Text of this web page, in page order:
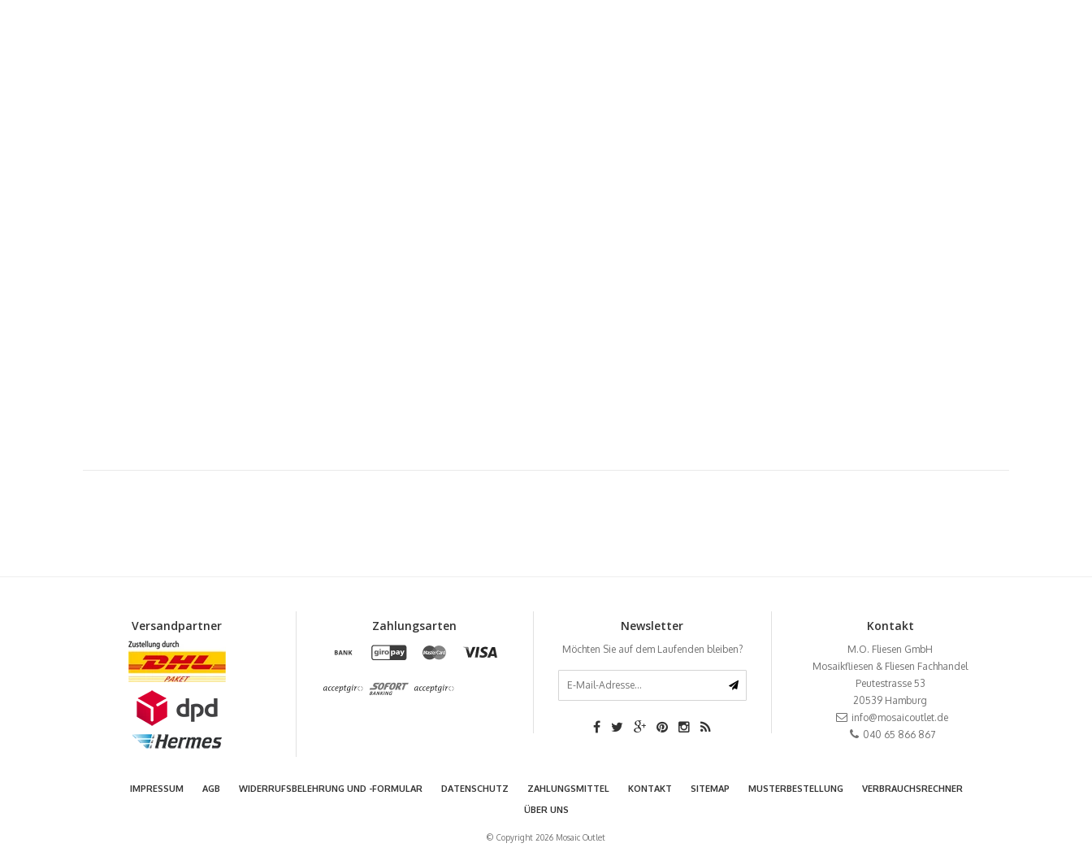
Versandpartner Zahlungsarten Newsletter
Möchten Sie auf dem Laufenden bleiben?
Kontakt
M.O. Fliesen GmbH
Mosaikfliesen & Fliesen Fachhandel
Peutestrasse 53
20539 Hamburg
info@mosaicoutlet.de
040 65 866 867
IMPRESSUM AGB WIDERRUFSBELEHRUNG UND -FORMULAR DATENSCHUTZ ZAHLUNGSMITTEL KONTAKT SITEMAP MUSTERBESTELLUNG
VERBRAUCHSRECHNER
ÜBER UNS
© Copyright 2026 Mosaic Outlet